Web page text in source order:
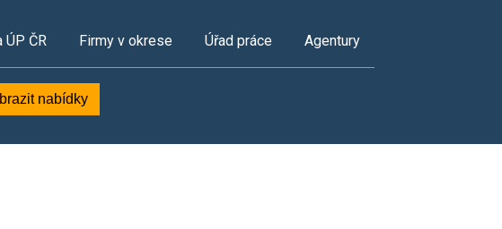
ÚP ČR Firmy v okrese Úřad práce Agentury
nabídky